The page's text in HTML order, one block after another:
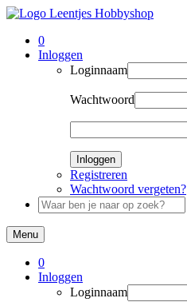
0
Inloggen
Loginnaam
Wachtwoord
Inloggen
Registreren
Wachtwoord vergeten?
Menu
0
Inloggen
Loginnaam